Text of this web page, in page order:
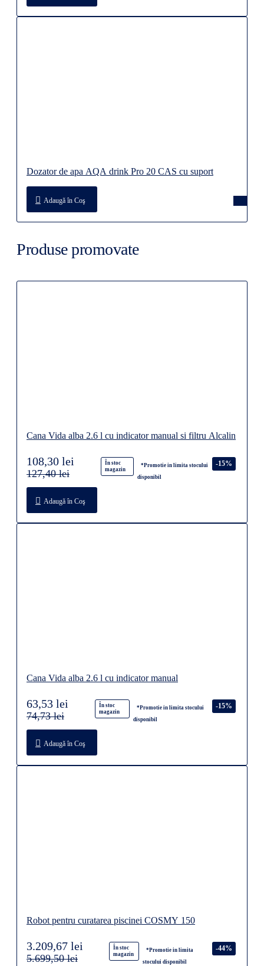
Dozator de apa AQA drink Pro 20 CAS cu suport
Adaugă în Coş
Produse promovate
Cana Vida alba 2.6 l cu indicator manual si filtru Alcalin
În stoc
magazin
*Promotie in limita stocului
disponibil
-15%
108,30 lei
127,40 lei
Adaugă în Coş
Cana Vida alba 2.6 l cu indicator manual
În stoc
magazin
*Promotie in limita stocului
disponibil
-15%
63,53 lei
74,73 lei
Adaugă în Coş
Robot pentru curatarea piscinei COSMY 150
În stoc
magazin
*Promotie in limita
stocului disponibil
-44%
3.209,67 lei
5.699,50 lei